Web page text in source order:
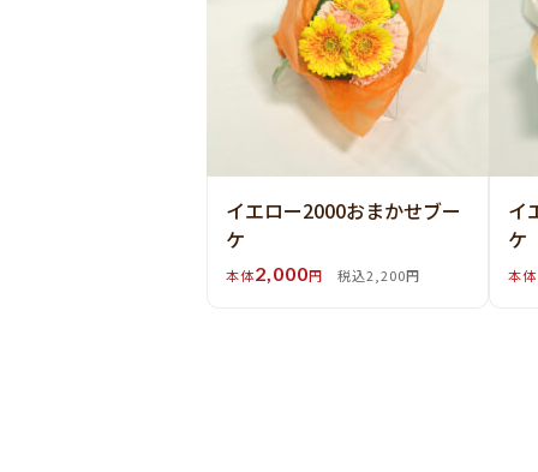
イエロー2000おまかせブー
ケ
本体2,000円 税込2,200円
イ
ケ
本体